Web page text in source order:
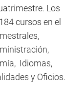
Los
cursos en el
Idiomas,
y Oficios.